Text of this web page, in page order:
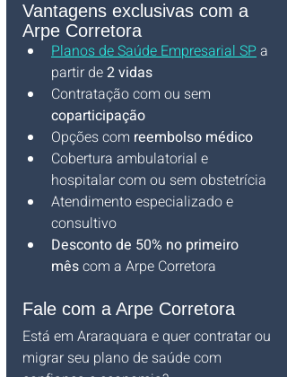
Vantagens exclusivas com a
Arpe Corretora
Planos de Saúde Empresarial SP a
partir de 2 vidas
Contratação com ou sem
coparticipação
Opções com reembolso médico
Cobertura ambulatorial e
hospitalar com ou sem obstetrícia
Atendimento especializado e
consultivo
Desconto de 50% no primeiro
mês com a Arpe Corretora
Fale com a Arpe Corretora
Está em Araraquara e quer contratar ou
migrar seu plano de saúde com